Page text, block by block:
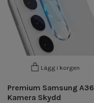
Lägg i korgen
Premium Samsung A36
Kamera Skydd